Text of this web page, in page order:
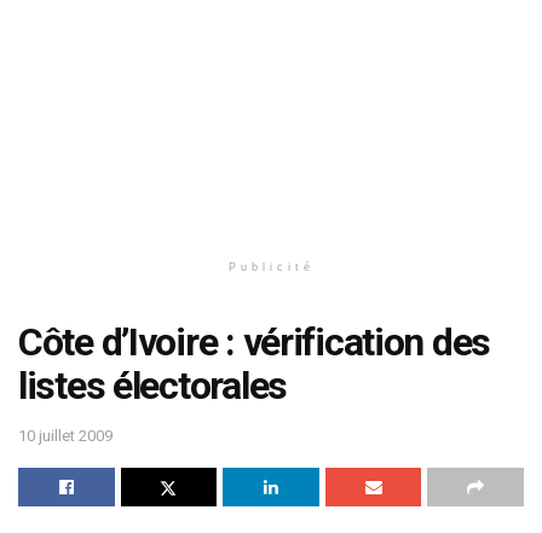
Publicité
Côte d’Ivoire : vérification des
listes électorales
10 juillet 2009